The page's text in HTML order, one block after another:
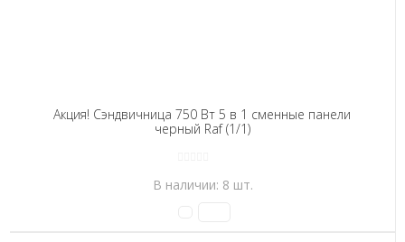
Акция! Сэндвичница 750 Вт 5 в 1 сменные панели
черный Raf (1/1)
В наличии: 8 шт.